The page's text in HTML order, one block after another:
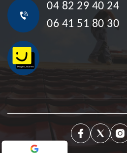
04 82 29 40 24
06 41 51 80 30